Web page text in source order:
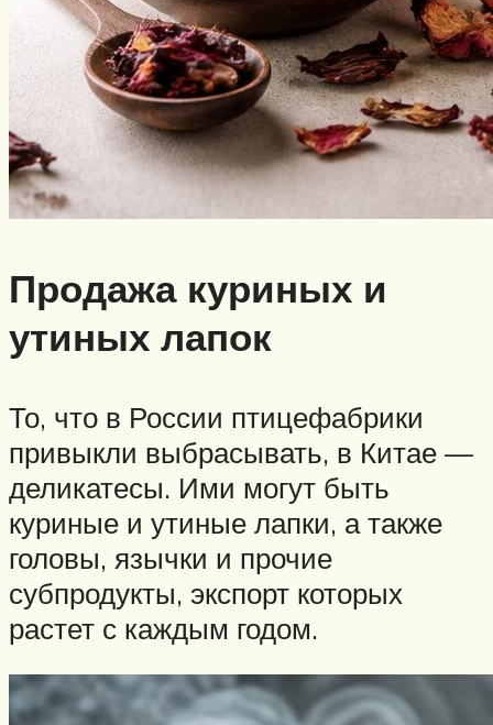
Продажа куриных и
утиных лапок
То, что в России птицефабрики
привыкли выбрасывать, в Китае —
деликатесы. Ими могут быть
куриные и утиные лапки, а также
головы, язычки и прочие
субпродукты, экспорт которых
растет с каждым годом.